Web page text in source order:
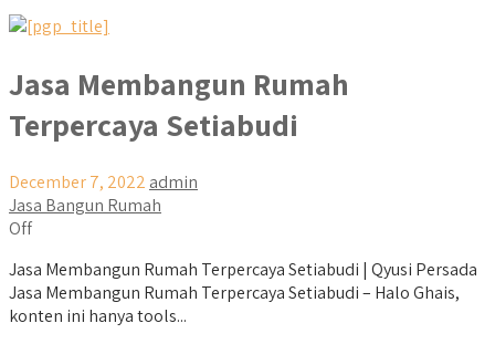
Jasa Membangun Rumah
Terpercaya Setiabudi
December 7, 2022 admin
Jasa Bangun Rumah
Off
Jasa Membangun Rumah Terpercaya Setiabudi | Qyusi Persada
Jasa Membangun Rumah Terpercaya Setiabudi – Halo Ghais,
konten ini hanya tools...